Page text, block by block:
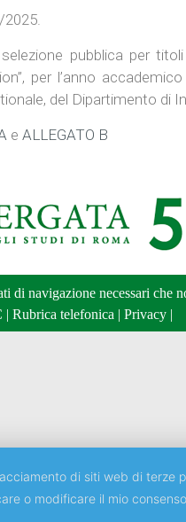
pubblica per
per l’anno
del Dipartimento di
e ALLEGATO B
di navigazione necessari
| Rubrica telefonica | Privacy |
di siti web di terze
o modificare il mio